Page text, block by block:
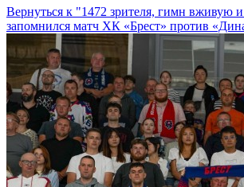
Вернуться к "1472 зрителя, гимн вживую
запомнился матч ХК «Брест» против